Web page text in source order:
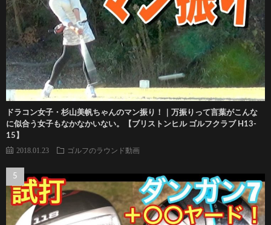
ドラコン女子・杉山美帆ちゃんのマン振り！｜万振りって言葉がこんな
に似合う女子もなかなかいない。【ブリストンヒル ゴルフクラブ H13-
15】
2018.01.23 ゴルフのラウンド動画